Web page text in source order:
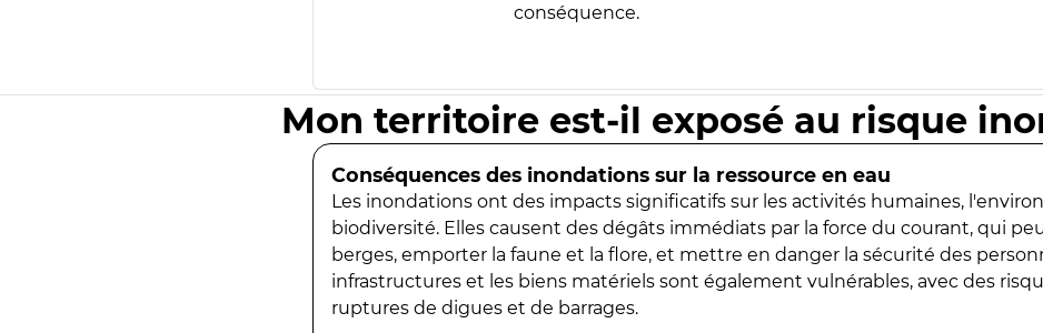
conséquence.
Mon territoire est-il exposé au risque
Conséquences des inondations sur la ressource en eau
Les inondations ont des impacts significatifs sur les activités humaines,
biodiversité. Elles causent des dégâts immédiats par la force du courant, qui
berges, emporter la faune et la flore, et mettre en danger la sécurité des
infrastructures et les biens matériels sont également vulnérables, avec des
ruptures de digues et de barrages.